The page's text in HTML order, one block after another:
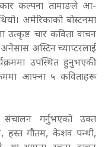
कल्पना तामाङले आ-
अमेरिकाको बोस्टनमा
चार कविता वाचन
अस्टिन च्याप्टरलाई
उपस्थित हुनुभएकी
आफ्ना ५ कविताहरू
संचालन गर्नुभएको उक्त
हस्त गौतम, केशव पन्थी,